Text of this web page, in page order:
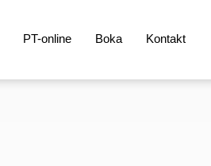
PT-online Boka Kontakt